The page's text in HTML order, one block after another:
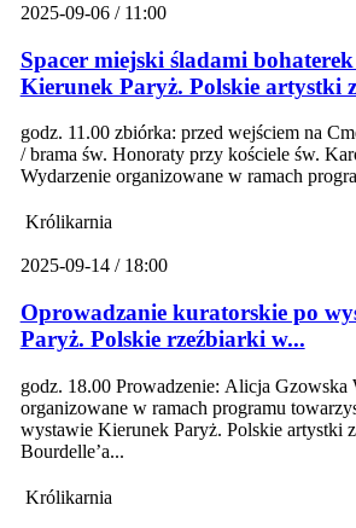
2025-09-06 / 11:00
Spacer miejski śladami
Kierunek Paryż. Polskie artystki
godz. 11.00 zbiórka: przed wejściem na
/ brama św. Honoraty przy kościele św.
Wydarzenie organizowane w ramach
Królikarnia
2025-09-14 / 18:00
Oprowadzanie kuratorskie po
Paryż. Polskie rzeźbiarki w...
godz. 18.00 Prowadzenie: Alicja Gzowska
organizowane w ramach programu
wystawie Kierunek Paryż. Polskie artystki
Bourdelle’a...
Królikarnia